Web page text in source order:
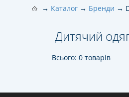
Каталог Бренди
Дитячий
Всього: 0 товарів